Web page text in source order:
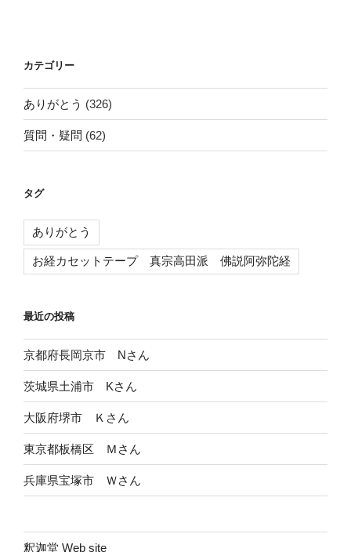
カテゴリー
ありがとう (326)
質問・疑問 (62)
タグ
ありがとう
お経カセットテープ 真宗高田派 佛説阿弥陀経
最近の投稿
京都府長岡京市 Nさん
茨城県土浦市 Kさん
大阪府堺市 Ｋさん
東京都板橋区 Ｍさん
兵庫県宝塚市 Ｗさん
釈迦堂 Web site